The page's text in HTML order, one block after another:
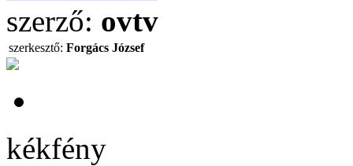
szerző: ovtv
szerkesztő: Forgács József
kékfény